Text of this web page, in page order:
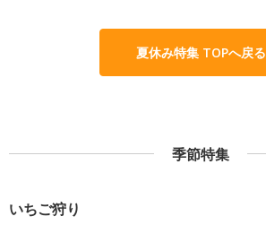
夏休み特集 TOPへ戻る
季節特集
いちご狩り